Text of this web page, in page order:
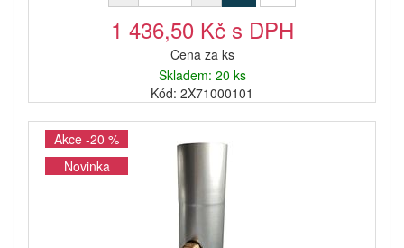
1 436,50 Kč s DPH
Cena za ks
Skladem: 20 ks
Kód: 2X71000101
Akce -20 %
Novinka